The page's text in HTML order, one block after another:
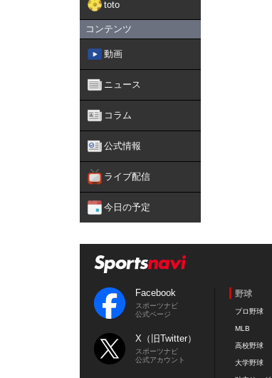
toto
コンテンツ
動画
ニュース
コラム
公式情報
ライブ配信
今日の予定
Facebook
スポーツナビ
公式ページ
X（旧Twitter）
スポーツナビ
公式アカウント
野球
プロ野球
MLB
高校野球
大学野球